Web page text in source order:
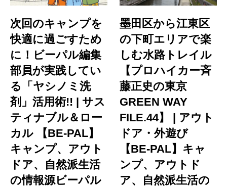
次回のキャンプを
快適に過ごすため
に！ビーパル編集
部員が実践してい
る「ヤシノミ洗
剤」活用術!! | サス
ティナブル＆ロー
カル 【BE-PAL】
キャンプ、アウト
ドア、自然派生活
の情報源ビーパル
墨田区から江東区
の下町エリアで楽
しむ水路トレイル
【プロハイカー斉
藤正史の東京
GREEN WAY
FILE.44】 | アウト
ドア・外遊び
【BE-PAL】キャ
ンプ、アウトド
ア、自然派生活の